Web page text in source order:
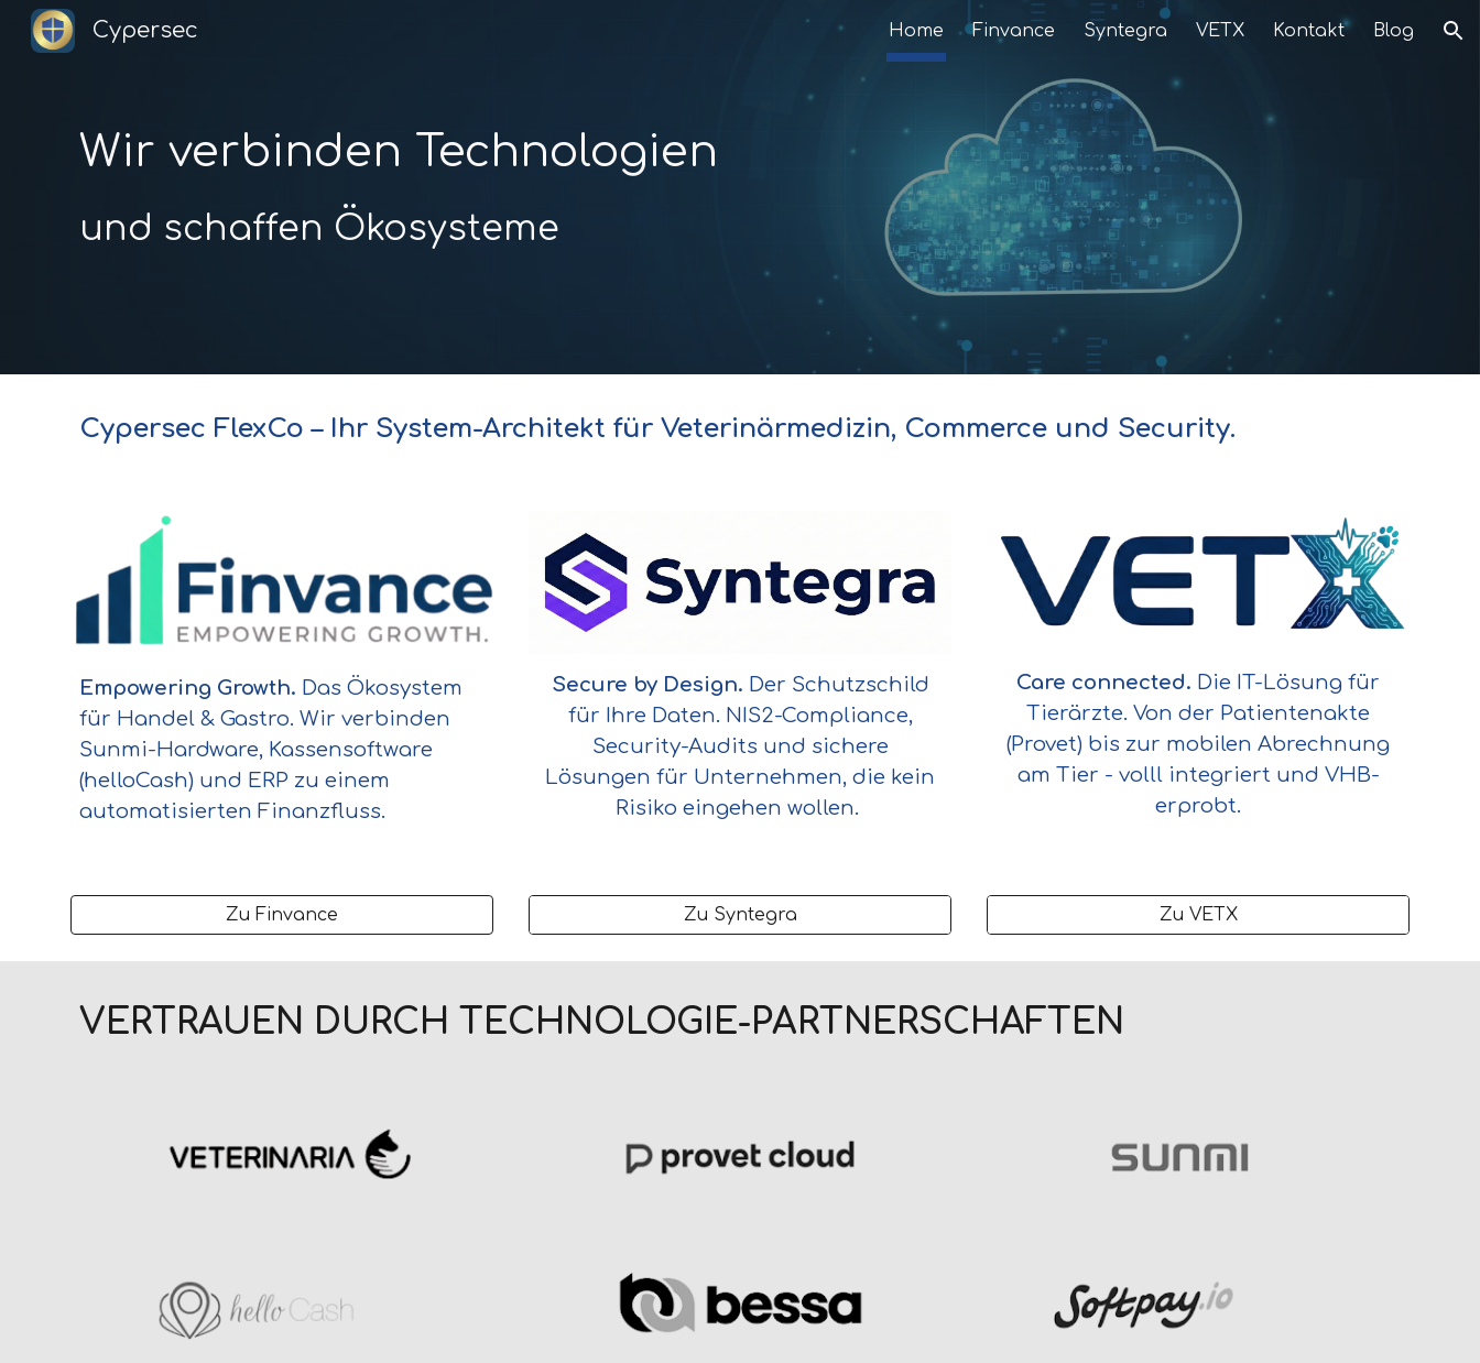
Skip to navigation
Cypersec Home Finvance Syntegra VETX Kontakt Blog
Wir verbinden Technologien
und schaffen Ökosysteme
Cypersec FlexCo – Ihr System-Architekt für Veterinärmedizin, Commerce und Security.
Empowering Growth. Das Ökosystem
für Handel & Gastro. Wir verbinden
Sunmi-Hardware, Kassensoftware
(helloCash) und ERP zu einem
automatisierten Finanzfluss.
Secure by Design. Der Schutzschild
für Ihre Daten. NIS2-Compliance,
Security-Audits und sichere
Lösungen für Unternehmen, die kein
Risiko eingehen wollen.
Care connected. Die IT-Lösung für
Tierärzte. Von der Patientenakte
(Provet) bis zur mobilen Abrechnung
am Tier - volll integriert und VHB-
erprobt.
Zu Finvance Zu Syntegra Zu VETX
VERTRAUEN DURCH TECHNOLOGIE-PARTNERSCHAFTEN